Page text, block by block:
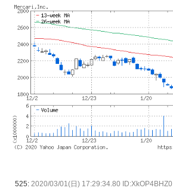
525: 2020/03/01(日) 17:29:34.80 ID:XkOP4BHZ0